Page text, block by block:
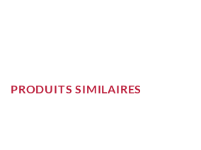
PRODUITS SIMILAIRES